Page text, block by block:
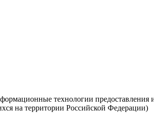
технологии предоставления
на территории Российской Федерации)